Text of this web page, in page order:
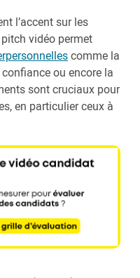
l’accent sur les
vidéo permet
comme la
ou encore la
sont cruciaux pour
en particulier ceux à